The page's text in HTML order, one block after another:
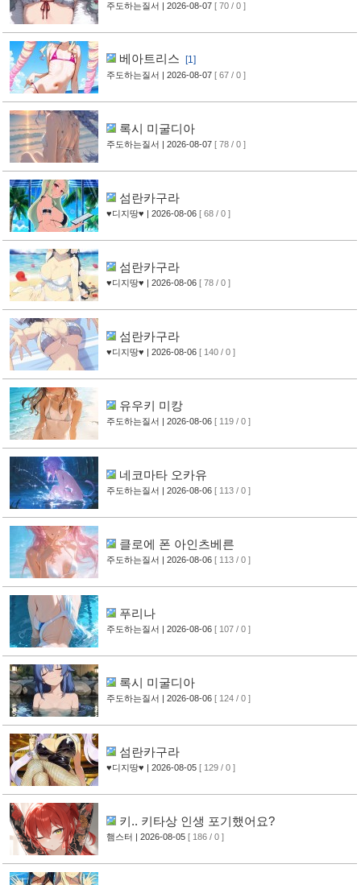
주도하는질서 | 2026-08-07 [ 70 / 0 ]
베아트리스 [1]
주도하는질서 | 2026-08-07 [ 67 / 0 ]
록시 미굴디아
주도하는질서 | 2026-08-07 [ 78 / 0 ]
섬란카구라
♥디지땅♥ | 2026-08-06 [ 68 / 0 ]
섬란카구라
♥디지땅♥ | 2026-08-06 [ 78 / 0 ]
섬란카구라
♥디지땅♥ | 2026-08-06 [ 140 / 0 ]
유우키 미캉
주도하는질서 | 2026-08-06 [ 119 / 0 ]
네코마타 오카유
주도하는질서 | 2026-08-06 [ 113 / 0 ]
클로에 폰 아인츠베른
주도하는질서 | 2026-08-06 [ 113 / 0 ]
푸리나
주도하는질서 | 2026-08-06 [ 107 / 0 ]
록시 미굴디아
주도하는질서 | 2026-08-06 [ 124 / 0 ]
섬란카구라
♥디지땅♥ | 2026-08-05 [ 129 / 0 ]
키.. 키타상 인생 포기했어요?
햄스터 | 2026-08-05 [ 186 / 0 ]